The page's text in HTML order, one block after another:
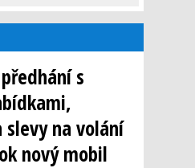
s
na volání
nový mobil